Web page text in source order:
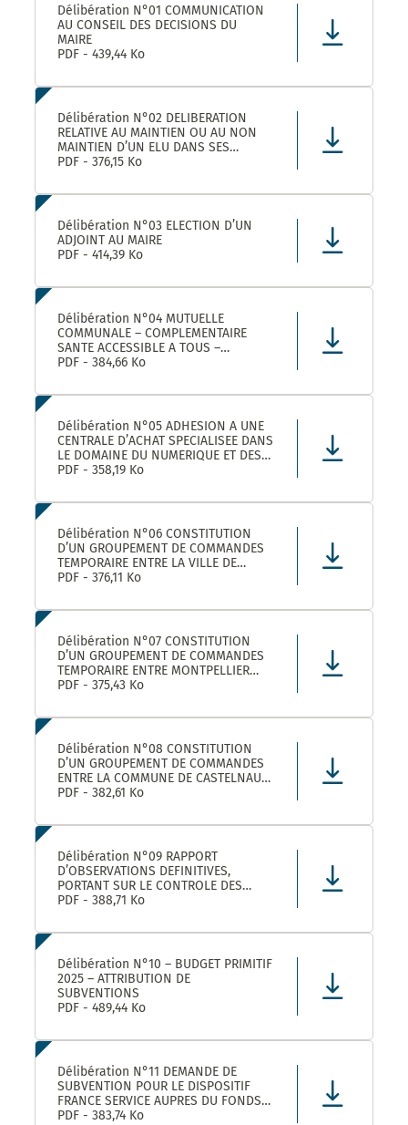
Délibération N°01 COMMUNICATION
AU CONSEIL DES DECISIONS DU
MAIRE
PDF - 439,44 Ko
Délibération N°02 DELIBERATION
RELATIVE AU MAINTIEN OU AU NON
MAINTIEN D’UN ELU DANS SES
FONCTIONS D’ADJOINT AU MAIRE
PDF - 376,15 Ko
Délibération N°03 ELECTION D’UN
ADJOINT AU MAIRE
PDF - 414,39 Ko
Délibération N°04 MUTUELLE
COMMUNALE – COMPLEMENTAIRE
SANTE ACCESSIBLE A TOUS –
CONVENTION DE PARTENARIAT AVEC
APPROBATION ET AUTORISATION DE
PDF - 384,66 Ko
Délibération N°05 ADHESION A UNE
CENTRALE D’ACHAT SPECIALISEE DANS
LE DOMAINE DU NUMERIQUE ET DES
TELECOMS DENOMMEE « CANUT »
PDF - 358,19 Ko
Délibération N°06 CONSTITUTION
D’UN GROUPEMENT DE COMMANDES
TEMPORAIRE ENTRE LA VILLE DE
MONTPELLIER, LA COMMUNE DE
AUTRES ACHETEURS PUBLICS POUR
ADMINISTRATIVES DE BUREAU –
ADHÉSION AU GROUPEMENT DE CO
PDF - 376,11 Ko
Délibération N°07 CONSTITUTION
D’UN GROUPEMENT DE COMMANDES
TEMPORAIRE ENTRE MONTPELLIER
MEDITERRANEE METROPOLE, LA VILLE
AUTRES ACHETEURS PUBLICS POUR LA
MATERIELS D’ENTRETIEN DES LOCAUX
– ADHÉS
PDF - 375,43 Ko
Délibération N°08 CONSTITUTION
D’UN GROUPEMENT DE COMMANDES
ENTRE LA COMMUNE DE CASTELNAU-
LE-LEZ, LE CENTRE COMMUNAL
LEZ ET SES ETABLISSEMENTS
LIVRAISON ET LA GESTION DE TITRES
RESTAURANT E
PDF - 382,61 Ko
Délibération N°09 RAPPORT
D’OBSERVATIONS DEFINITIVES,
PORTANT SUR LE CONTROLE DES
COMPTES ET DE LA GESTION DE
METROPOLE AU TITRE DES EXERCICES
PDF - 388,71 Ko
Délibération N°10 – BUDGET PRIMITIF
2025 – ATTRIBUTION DE
SUBVENTIONS
PDF - 489,44 Ko
Délibération N°11 DEMANDE DE
SUBVENTION POUR LE DISPOSITIF
FRANCE SERVICE AUPRES DU FONDS
NATIONAL D’AMENAGEMENT ET DE
PDF - 383,74 Ko